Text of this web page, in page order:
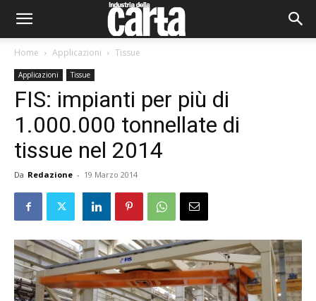
Home Applicazioni Tissue
Applicazioni Tissue
FIS: impianti per più di
1.000.000 tonnellate di
tissue nel 2014
Da Redazione - 19 Marzo 2014